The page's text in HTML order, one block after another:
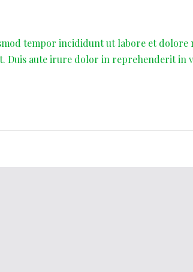
tempor incididunt ut labore et dolore
Duis aute irure dolor in reprehenderit in